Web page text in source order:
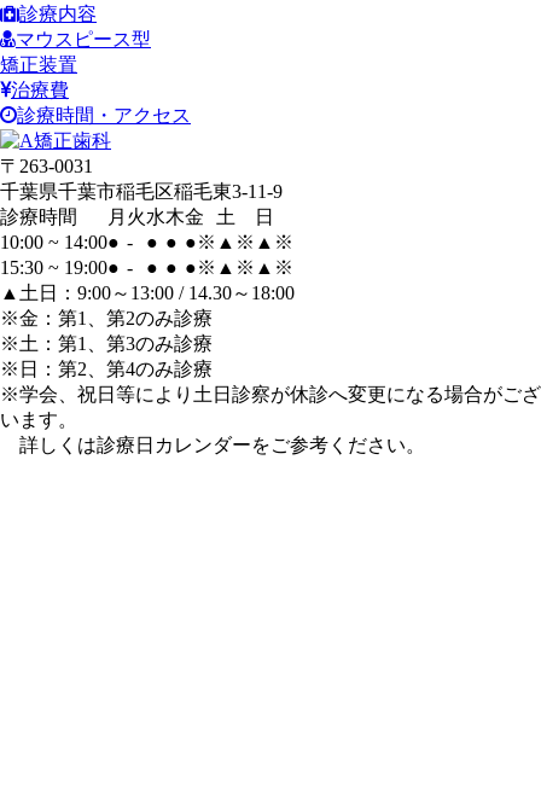
診療内容
マウスピース型
矯正装置
治療費
診療時間・アクセス
〒263-0031
千葉県千葉市稲毛区稲毛東3-11-9
診療時間
月 火水木金 土
日
10:00 ~ 14:00● - ● ● ●※ ▲ ※ ▲ ※
15:30 ~ 19:00● - ● ● ●※ ▲ ※ ▲ ※
▲土日：9:00～13:00 / 14.30～18:00
※金：第1、第2のみ診療
※土：第1、第3のみ診療
※日：第2、第4のみ診療
※学会、祝日等により土日診察が休診へ変更になる場合がござ
います。
詳しくは診療日カレンダーをご参考ください。